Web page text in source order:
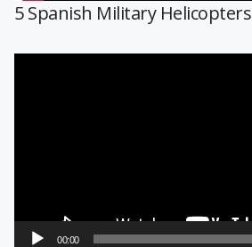
5 Spanish Military Helicopters
00:00